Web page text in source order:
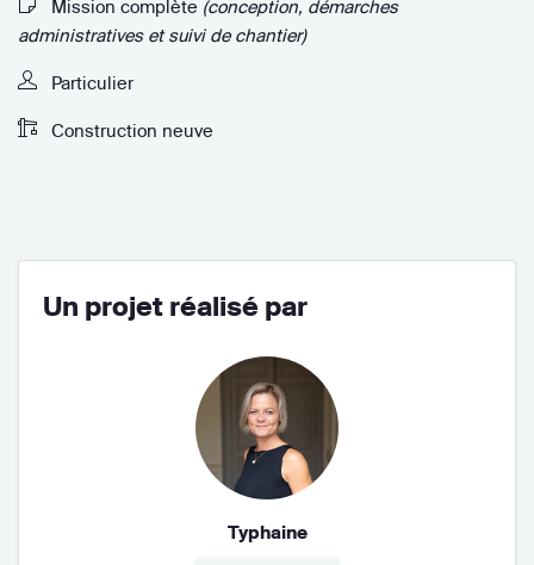
Mission complète (conception, démarches
administratives et suivi de chantier)
Particulier
Construction neuve
Un projet réalisé par
Typhaine